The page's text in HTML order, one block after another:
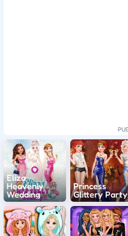
Eliza
Heavenly
Wedding
Princess
Glittery Party